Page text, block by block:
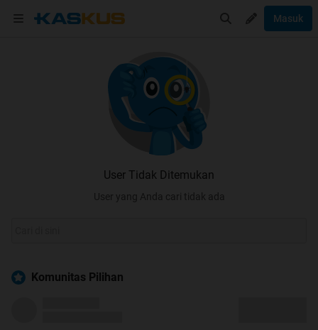
Masuk
User Tidak Ditemukan
User yang Anda cari tidak ada
Komunitas Pilihan